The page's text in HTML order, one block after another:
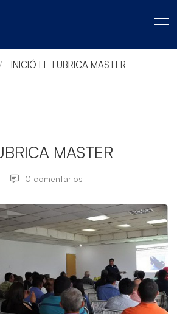
INICIÓ EL TUBRICA MASTER
MASTER
0 comentarios